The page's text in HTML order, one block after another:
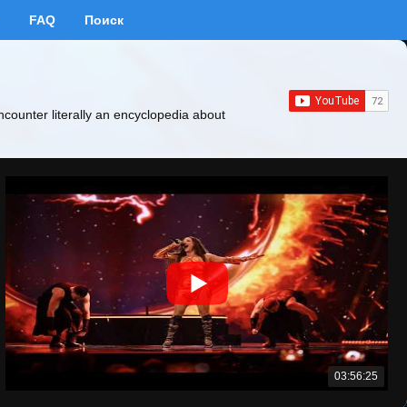
FAQ Поиск
literally an encyclopedia about
03:56:25